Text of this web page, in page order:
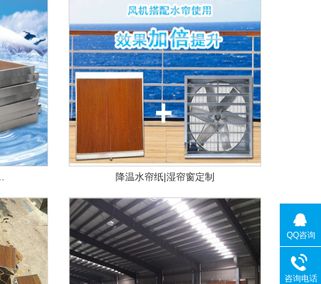
降温水帘纸|湿帘窗定制
QQ咨询
咨询电话